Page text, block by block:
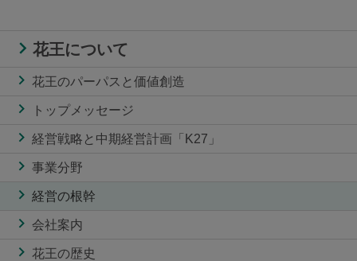
花王について
花王のパーパスと価値創造
トップメッセージ
経営戦略と中期経営計画「K27」
事業分野
経営の根幹
会社案内
花王の歴史